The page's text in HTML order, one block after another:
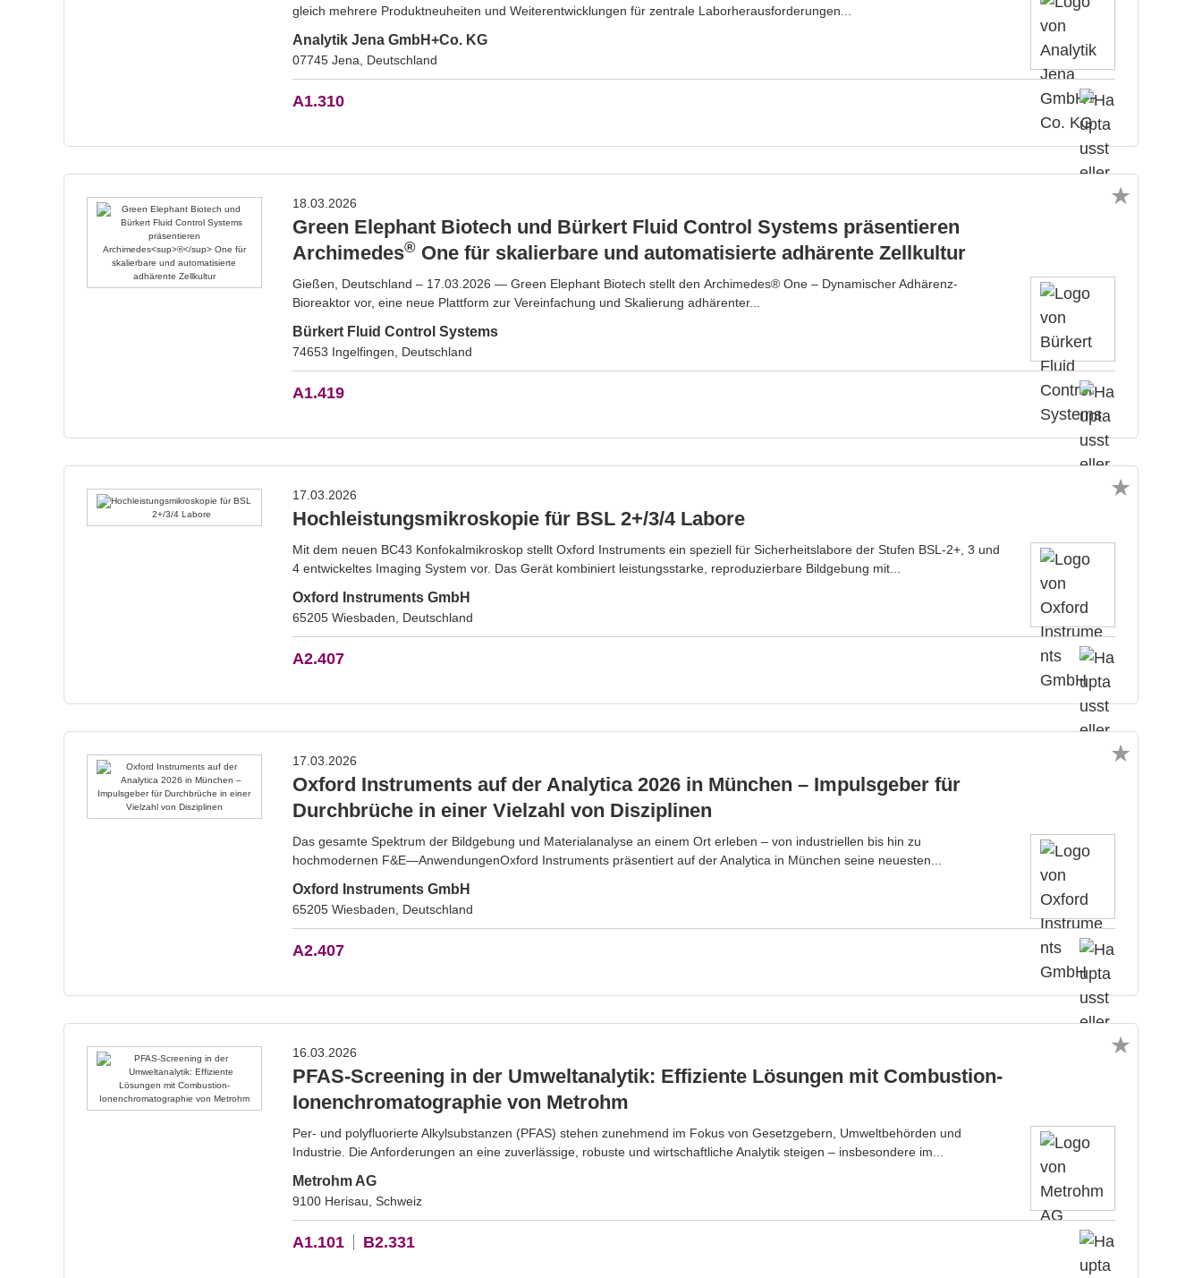
gleich mehrere Produktneuheiten und Weiterentwicklungen für zentrale Laborherausforderungen...
Analytik Jena GmbH+Co. KG
07745 Jena, Deutschland
A1.310
18.03.2026
Green Elephant Biotech und Bürkert Fluid Control Systems präsentieren
Archimedes® One für skalierbare und automatisierte adhärente Zellkultur
Gießen, Deutschland – 17.03.2026 — Green Elephant Biotech stellt den Archimedes® One – Dynamischer Adhärenz-
Bioreaktor vor, eine neue Plattform zur Vereinfachung und Skalierung adhärenter...
Bürkert Fluid Control Systems
74653 Ingelfingen, Deutschland
A1.419
17.03.2026
Hochleistungsmikroskopie für BSL 2+/3/4 Labore
Mit dem neuen BC43 Konfokalmikroskop stellt Oxford Instruments ein speziell für Sicherheitslabore der Stufen BSL-2+, 3 und
4 entwickeltes Imaging System vor. Das Gerät kombiniert leistungsstarke, reproduzierbare Bildgebung mit...
Oxford Instruments GmbH
65205 Wiesbaden, Deutschland
A2.407
17.03.2026
Oxford Instruments auf der Analytica 2026 in München – Impulsgeber für
Durchbrüche in einer Vielzahl von Disziplinen
Das gesamte Spektrum der Bildgebung und Materialanalyse an einem Ort erleben – von industriellen bis hin zu
hochmodernen F&E—AnwendungenOxford Instruments präsentiert auf der Analytica in München seine neuesten...
Oxford Instruments GmbH
65205 Wiesbaden, Deutschland
A2.407
16.03.2026
PFAS-Screening in der Umweltanalytik: Effiziente Lösungen mit Combustion-
Ionenchromatographie von Metrohm
Per- und polyfluorierte Alkylsubstanzen (PFAS) stehen zunehmend im Fokus von Gesetzgebern, Umweltbehörden und
Industrie. Die Anforderungen an eine zuverlässige, robuste und wirtschaftliche Analytik steigen – insbesondere im...
Metrohm AG
9100 Herisau, Schweiz
A1.101 B2.331